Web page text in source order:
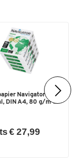
Navigator
DIN A4, 80 g/m²...
€ 27,99